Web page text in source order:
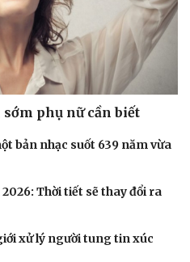
phụ nữ cần biết
bản nhạc suốt 639 năm vừa
Thời tiết sẽ thay đổi ra
xử lý người tung tin xúc